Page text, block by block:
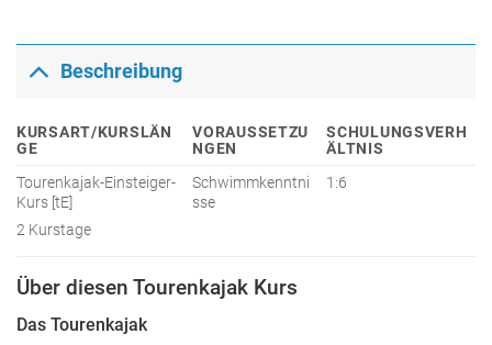
Beschreibung
KURSART/KURSLÄN
GE
VORAUSSETZU
NGEN
SCHULUNGSVERH
ÄLTNIS
Tourenkajak-Einsteiger-
Kurs [tE]
2 Kurstage
Schwimmkenntni
sse
1:6
Über diesen Tourenkajak Kurs
Das Tourenkajak